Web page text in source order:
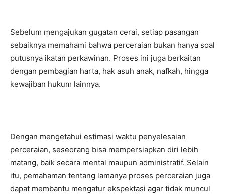
Sebelum mengajukan gugatan cerai, setiap pasangan
sebaiknya memahami bahwa perceraian bukan hanya soal
putusnya ikatan perkawinan. Proses ini juga berkaitan
dengan pembagian harta, hak asuh anak, nafkah, hingga
kewajiban hukum lainnya.
Dengan mengetahui estimasi waktu penyelesaian
perceraian, seseorang bisa mempersiapkan diri lebih
matang, baik secara mental maupun administratif. Selain
itu, pemahaman tentang lamanya proses perceraian juga
dapat membantu mengatur ekspektasi agar tidak muncul